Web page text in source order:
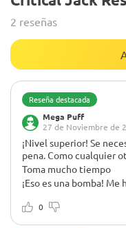
2 reseñas
Reseña destacada
Mega Puff
27 de Noviembre de
¡Nivel superior! Se
pena. Como cualquier
Toma mucho tiempo
¡Eso es una bomba!
0